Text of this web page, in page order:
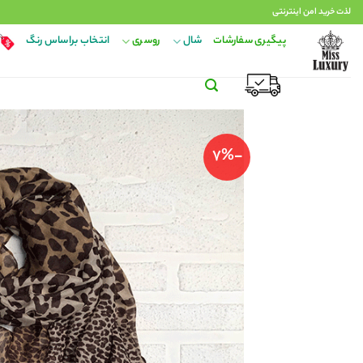
Skip
to
content
لذت خرید امن اینترنتی
پیگیری سفارشات شال روسری انتخاب براساس رنگ
-7%